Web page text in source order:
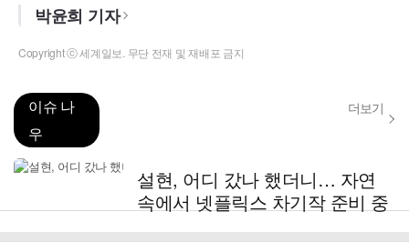
박윤희 기자
Copyright ⓒ 세계일보. 무단 전재 및 재배포 금지
이슈 나
우
더보기
설현, 어디 갔나 했더니… 자연
속에서 넷플릭스 차기작 준비 중